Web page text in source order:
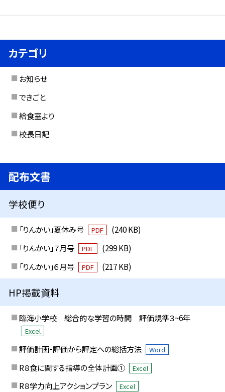
カテゴリ
お知らせ
できごと
給食室より
校長日記
配布文書
学校便り
「りんかい」夏休み号 PDF
(240 KB)
「りんかい」７月号
PDF
(299 KB)
「りんかい」６月号
PDF (217 KB)
HP掲載資料
臨海小学校 総合的な学習の時間 評価規準３~6年
Excel
評価計画・評価から評定への総括方法 Word
R８食に関する指導の全体計画① Excel
R８学力向上アクションプラン Excel